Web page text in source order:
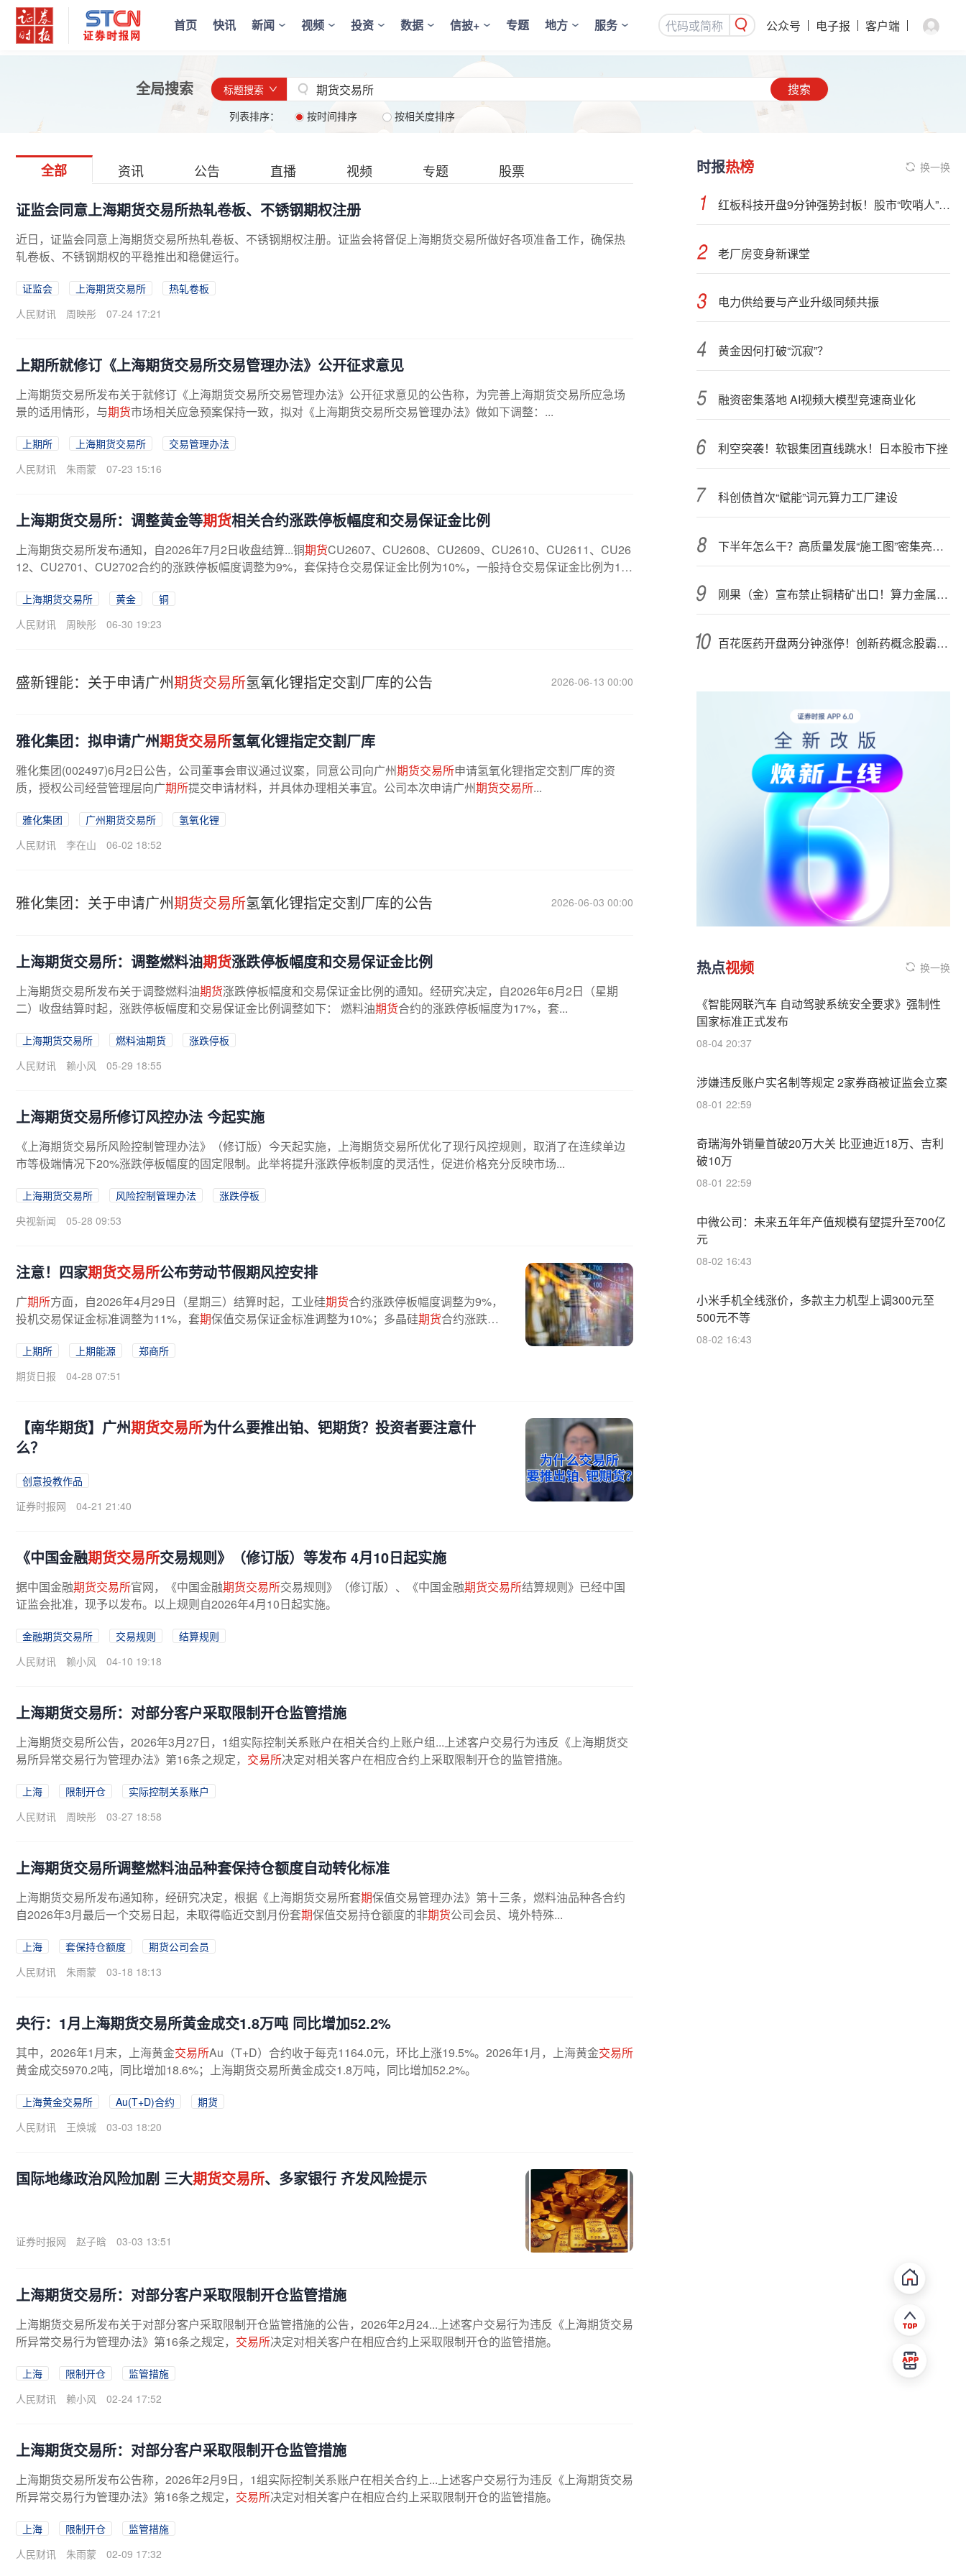
首页 快讯 新闻 视频 投资 数据 信披+ 专题 地方 服务 公众号 电子报 客户端
全局搜索 标题搜索 搜索
列表排序： 按时间排序 按相关度排序
全部 资讯 公告 直播 视频 专题 股票
证监会同意上海期货交易所热轧卷板、不锈钢期权注册
近日，证监会同意上海期货交易所热轧卷板、不锈钢期权注册。证监会将督促上海期货交易所做好各项准备工作，确保热
轧卷板、不锈钢期权的平稳推出和稳健运行。
证监会 上海期货交易所
热轧卷板
人民财讯
周映彤 07-24 17:21
上期所就修订《上海期货交易所交易管理办法》公开征求意见
上海期货交易所发布关于就修订《上海期货交易所交易管理办法》公开征求意见的公告称，为完善上海期货交易所应急场
景的适用情形，与期货市场相关应急预案保持一致，拟对《上海期货交易所交易管理办法》做如下调整：...
上期所 上海期货交易所
交易管理办法
人民财讯
朱雨蒙 07-23 15:16
上海期货交易所：调整黄金等期货相关合约涨跌停板幅度和交易保证金比例
上海期货交易所发布通知，自2026年7月2日收盘结算...铜期货CU2607、CU2608、CU2609、CU2610、CU2611、CU26
12、CU2701、CU2702合约的涨跌停板幅度调整为9%，套保持仓交易保证金比例为10%，一般持仓交易保证金比例为1
上海期货交易所 黄金
铜
人民财讯
周映彤 06-30 19:23
盛新锂能：关于申请广州期货交易所氢氧化锂指定交割厂库的公告 2026-06-13 00:00
雅化集团：拟申请广州期货交易所氢氧化锂指定交割厂库
雅化集团(002497)6月2日公告，公司董事会审议通过议案，同意公司向广州期货交易所申请氢氧化锂指定交割厂库的资
质，授权公司经营管理层向广期所提交申请材料，并具体办理相关事宜。公司本次申请广州期货交易所...
雅化集团 广州期货交易所
氢氧化锂
人民财讯
李在山 06-02 18:52
雅化集团：关于申请广州期货交易所氢氧化锂指定交割厂库的公告 2026-06-03 00:00
上海期货交易所：调整燃料油期货涨跌停板幅度和交易保证金比例
上海期货交易所发布关于调整燃料油期货涨跌停板幅度和交易保证金比例的通知。经研究决定，自2026年6月2日（星期
二）收盘结算时起，涨跌停板幅度和交易保证金比例调整如下： 燃料油期货合约的涨跌停板幅度为17%，套...
上海期货交易所 燃料油期货
涨跌停板
人民财讯
赖小风 05-29 18:55
上海期货交易所修订风控办法 今起实施
《上海期货交易所风险控制管理办法》（修订版）今天起实施，上海期货交易所优化了现行风控规则，取消了在连续单边
市等极端情况下20%涨跌停板幅度的固定限制。此举将提升涨跌停板制度的灵活性，促进价格充分反映市场...
上海期货交易所 风险控制管理办法
涨跌停板
央视新闻
05-28 09:53
注意！四家期货交易所公布劳动节假期风控安排
广期所方面，自2026年4月29日（星期三）结算时起，工业硅期货合约涨跌停板幅度调整为9%，
投机交易保证金标准调整为11%，套期保值交易保证金标准调整为10%；多晶硅期货合约涨跌停
上期所 上期能源
郑商所
期货日报
04-28 07:51
【南华期货】广州期货交易所为什么要推出铂、钯期货？投资者要注意什
么？
创意投教作品
证券时报网
04-21 21:40
《中国金融期货交易所交易规则》（修订版）等发布 4月10日起实施
据中国金融期货交易所官网，《中国金融期货交易所交易规则》（修订版）、《中国金融期货交易所结算规则》已经中国
证监会批准，现予以发布。以上规则自2026年4月10日起实施。
金融期货交易所 交易规则
结算规则
人民财讯
赖小风 04-10 19:18
上海期货交易所：对部分客户采取限制开仓监管措施
上海期货交易所公告，2026年3月27日，1组实际控制关系账户在相关合约上账户组...上述客户交易行为违反《上海期货交
易所异常交易行为管理办法》第16条之规定， 交易所决定对相关客户在相应合约上采取限制开仓的监管措施。
上海 限制开仓
实际控制关系账户
人民财讯
周映彤 03-27 18:58
上海期货交易所调整燃料油品种套保持仓额度自动转化标准
上海期货交易所发布通知称，经研究决定，根据《上海期货交易所套期保值交易管理办法》第十三条，燃料油品种各合约
自2026年3月最后一个交易日起，未取得临近交割月份套期保值交易持仓额度的非期货公司会员、境外特殊...
上海 套保持仓额度
期货公司会员
人民财讯
朱雨蒙 03-18 18:13
央行：1月上海期货交易所黄金成交1.8万吨 同比增加52.2%
其中，2026年1月末，上海黄金交易所Au（T+D）合约收于每克1164.0元，环比上涨19.5%。2026年1月，上海黄金交易所
黄金成交5970.2吨，同比增加18.6%；上海期货交易所黄金成交1.8万吨，同比增加52.2%。
上海黄金交易所 Au(T+D)合约
期货
人民财讯
王焕城 03-03 18:20
国际地缘政治风险加剧 三大期货交易所、多家银行 齐发风险提示
证券时报网 赵子晗 03-03 13:51
上海期货交易所：对部分客户采取限制开仓监管措施
上海期货交易所发布关于对部分客户采取限制开仓监管措施的公告，2026年2月24...上述客户交易行为违反《上海期货交易
所异常交易行为管理办法》第16条之规定， 交易所决定对相关客户在相应合约上采取限制开仓的监管措施。
上海 限制开仓
监管措施
人民财讯
赖小风 02-24 17:52
上海期货交易所：对部分客户采取限制开仓监管措施
上海期货交易所发布公告称，2026年2月9日，1组实际控制关系账户在相关合约上...上述客户交易行为违反《上海期货交易
所异常交易行为管理办法》第16条之规定， 交易所决定对相关客户在相应合约上采取限制开仓的监管措施。
上海 限制开仓
监管措施
人民财讯
朱雨蒙 02-09 17:32
时报热榜 换一换
红板科技开盘9分钟强势封板！股市“吹哨人”突然改口！市场风向变了？
老厂房变身新课堂
电力供给要与产业升级同频共振
黄金因何打破“沉寂”？
融资密集落地 AI视频大模型竞速商业化
利空突袭！软银集团直线跳水！日本股市下挫
科创债首次“赋能”词元算力工厂建设
下半年怎么干？高质量发展“施工图”密集亮相 聚焦主业提质增效 国资央企向AI要动能
刚果（金）宣布禁止铜精矿出口！算力金属影响多大？
百花医药开盘两分钟涨停！创新药概念股霸屏，业绩预喜股来了
热点视频 换一换
《智能网联汽车 自动驾驶系统安全要求》强制性
国家标准正式发布
08-04 20:37
涉嫌违反账户实名制等规定 2家券商被证监会立案
08-01 22:59
奇瑞海外销量首破20万大关 比亚迪近18万、吉利
破10万
08-01 22:59
中微公司：未来五年年产值规模有望提升至700亿
元
08-02 16:43
小米手机全线涨价，多款主力机型上调300元至
500元不等
08-02 16:43